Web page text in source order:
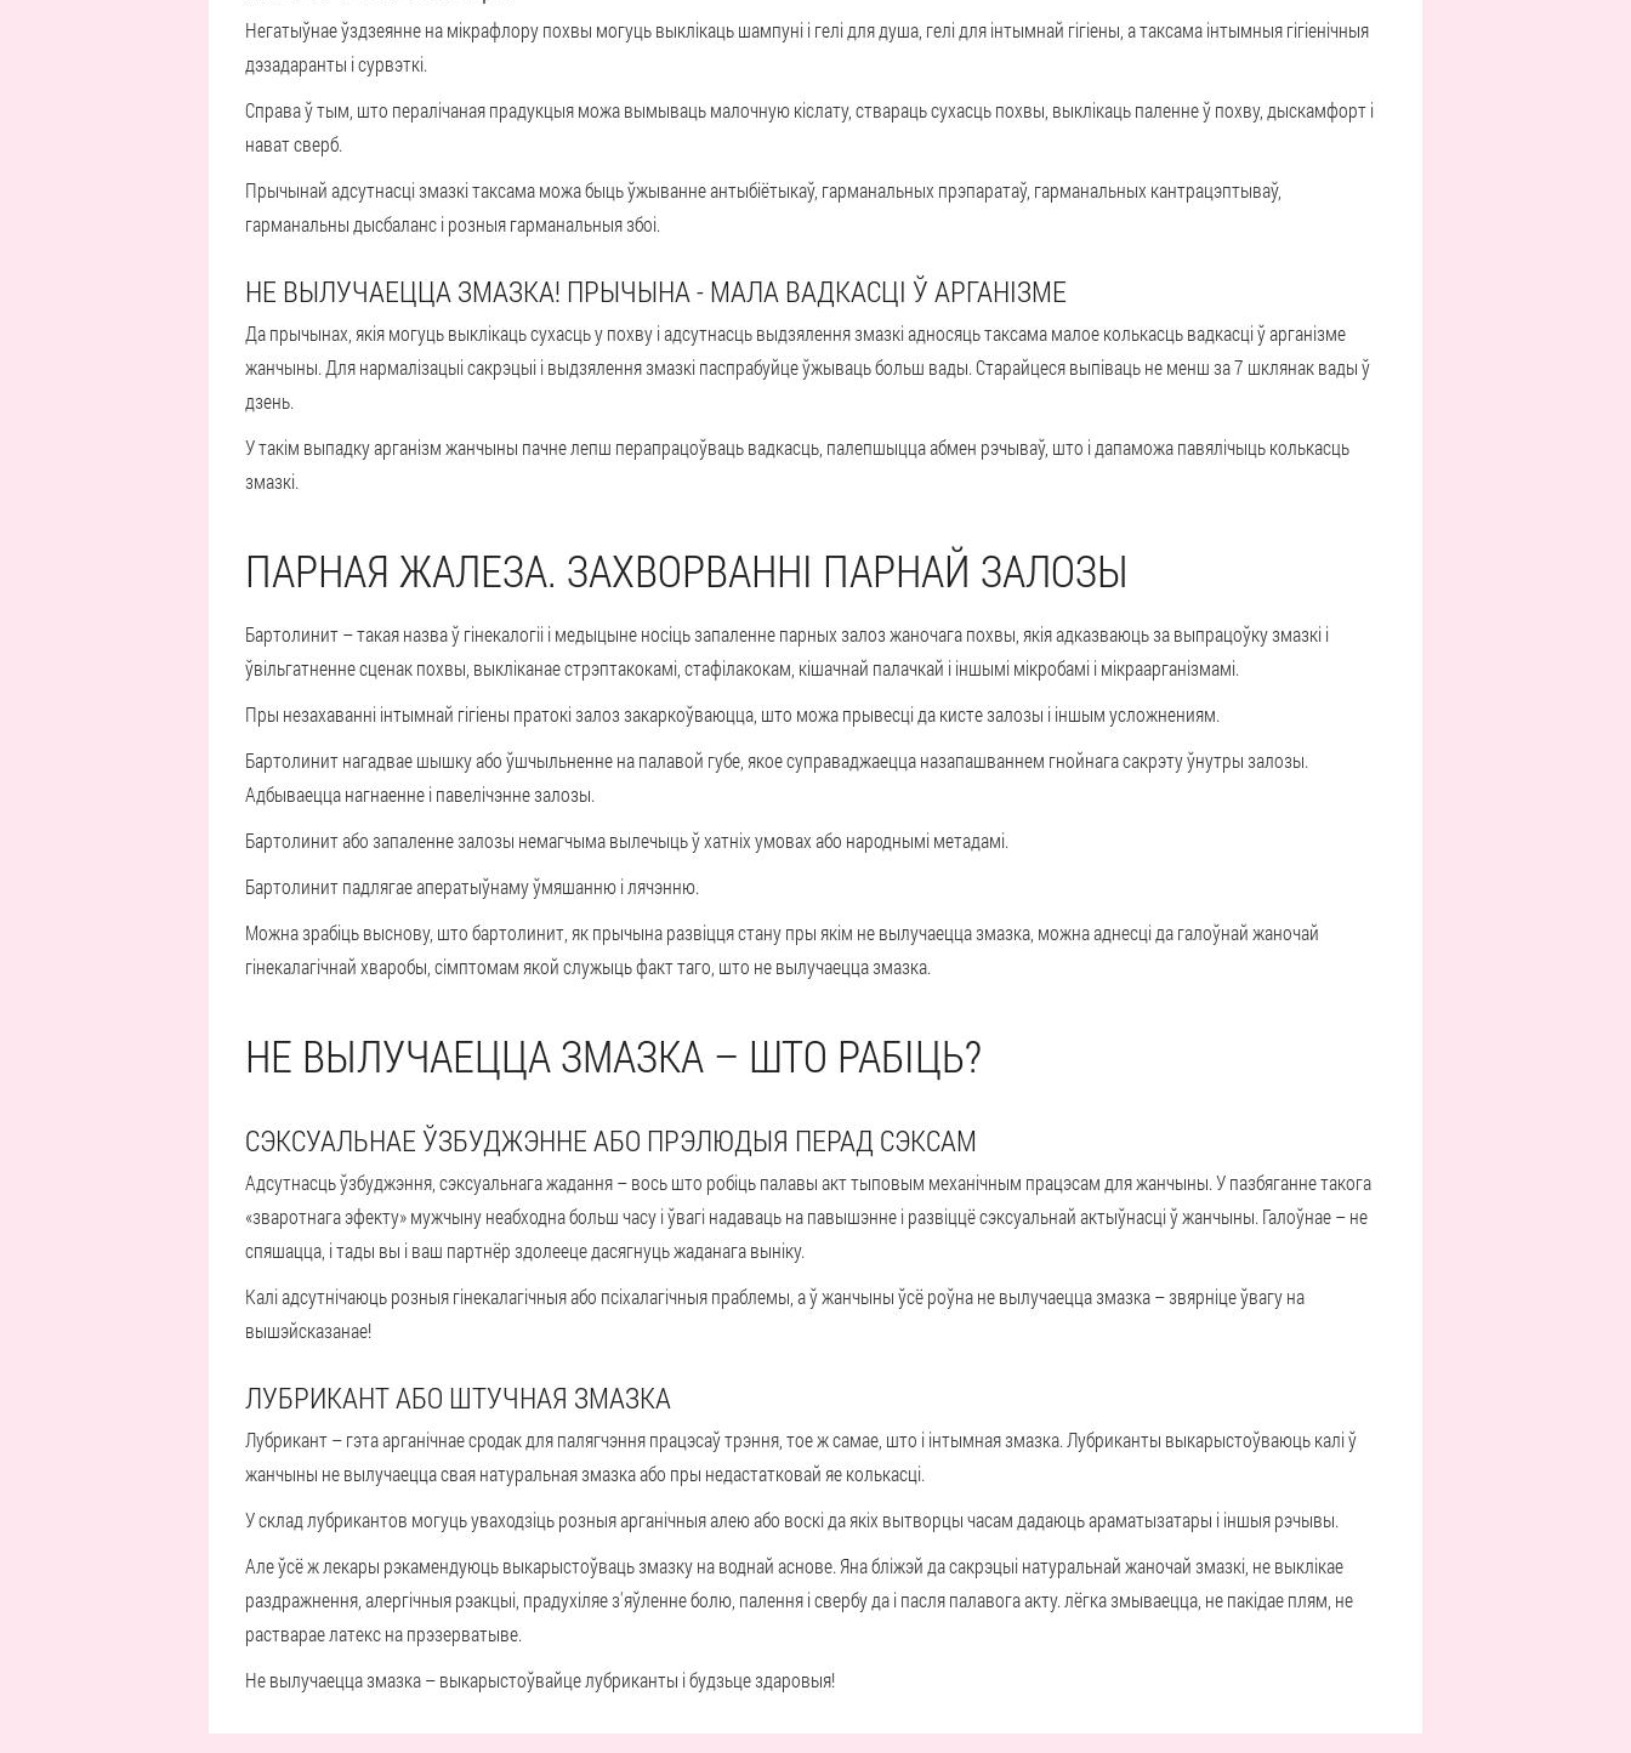
Негатыўнае ўздзеянне на мікрафлору похвы могуць выклікаць шампуні і гелі для душа, гелі для інтымнай гігіены, а таксама інтымныя гігіенічныя
дэзадаранты і сурвэткі.
Справа ў тым, што пералічаная прадукцыя можа вымываць малочную кіслату, ствараць сухасць похвы, выклікаць паленне ў похву, дыскамфорт і
нават сверб.
Прычынай адсутнасці змазкі таксама можа быць ўжыванне антыбіётыкаў, гарманальных прэпаратаў, гарманальных кантрацэптываў,
гарманальны дысбаланс і розныя гарманальныя збоі.
НЕ ВЫЛУЧАЕЦЦА ЗМАЗКА! ПРЫЧЫНА - МАЛА ВАДКАСЦІ Ў АРГАНІЗМЕ
Да прычынах, якія могуць выклікаць сухасць у похву і адсутнасць выдзялення змазкі адносяць таксама малое колькасць вадкасці ў арганізме
жанчыны. Для нармалізацыі сакрэцыі і выдзялення змазкі паспрабуйце ўжываць больш вады. Старайцеся выпіваць не менш за 7 шклянак вады ў
дзень.
У такім выпадку арганізм жанчыны пачне лепш перапрацоўваць вадкасць, палепшыцца абмен рэчываў, што і дапаможа павялічыць колькасць
змазкі.
ПАРНАЯ ЖАЛЕЗА. ЗАХВОРВАННІ ПАРНАЙ ЗАЛОЗЫ
Бартолинит – такая назва ў гінекалогіі і медыцыне носіць запаленне парных залоз жаночага похвы, якія адказваюць за выпрацоўку змазкі і
ўвільгатненне сценак похвы, выкліканае стрэптакокамі, стафілакокам, кішачнай палачкай і іншымі мікробамі і мікраарганізмамі.
Пры незахаванні інтымнай гігіены пратокі залоз закаркоўваюцца, што можа прывесці да кисте залозы і іншым усложнениям.
Бартолинит нагадвае шышку або ўшчыльненне на палавой губе, якое суправаджаецца назапашваннем гнойнага сакрэту ўнутры залозы.
Адбываецца нагнаенне і павелічэнне залозы.
Бартолинит або запаленне залозы немагчыма вылечыць ў хатніх умовах або народнымі метадамі.
Бартолинит падлягае аператыўнаму ўмяшанню і лячэнню.
Можна зрабіць выснову, што бартолинит, як прычына развіцця стану пры якім не вылучаецца змазка, можна аднесці да галоўнай жаночай
гінекалагічнай хваробы, сімптомам якой служыць факт таго, што не вылучаецца змазка.
НЕ ВЫЛУЧАЕЦЦА ЗМАЗКА – ШТО РАБІЦЬ?
СЭКСУАЛЬНАЕ ЎЗБУДЖЭННЕ АБО ПРЭЛЮДЫЯ ПЕРАД СЭКСАМ
Адсутнасць ўзбуджэння, сэксуальнага жадання – вось што робіць палавы акт тыповым механічным працэсам для жанчыны. У пазбяганне такога
«зваротнага эфекту» мужчыну неабходна больш часу і ўвагі надаваць на павышэнне і развіццё сэксуальнай актыўнасці ў жанчыны. Галоўнае – не
спяшацца, і тады вы і ваш партнёр здолееце дасягнуць жаданага выніку.
Калі адсутнічаюць розныя гінекалагічныя або псіхалагічныя праблемы, а ў жанчыны ўсё роўна не вылучаецца змазка – звярніце ўвагу на
вышэйсказанае!
ЛУБРИКАНТ АБО ШТУЧНАЯ ЗМАЗКА
Лубрикант – гэта арганічнае сродак для палягчэння працэсаў трэння, тое ж самае, што і інтымная змазка. Лубриканты выкарыстоўваюць калі ў
жанчыны не вылучаецца свая натуральная змазка або пры недастатковай яе колькасці.
У склад лубрикантов могуць уваходзіць розныя арганічныя алею або воскі да якіх вытворцы часам дадаюць араматызатары і іншыя рэчывы.
Але ўсё ж лекары рэкамендуюць выкарыстоўваць змазку на воднай аснове. Яна бліжэй да сакрэцыі натуральнай жаночай змазкі, не выклікае
раздражнення, алергічныя рэакцыі, прадухіляе з'яўленне болю, палення і свербу да і пасля палавога акту. лёгка змываецца, не пакідае плям, не
растварае латекс на прэзерватыве.
Не вылучаецца змазка – выкарыстоўвайце лубриканты і будзьце здаровыя!